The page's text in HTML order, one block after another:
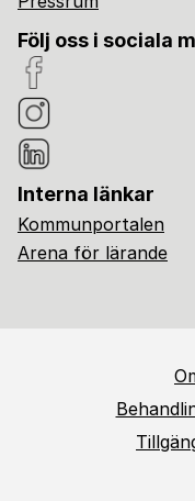
Följ oss i sociala
Interna länkar
Kommunportalen
Arena för lärande